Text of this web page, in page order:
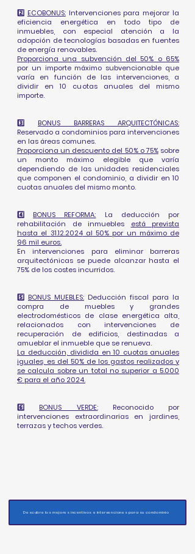
2️⃣ ECOBONUS:Intervenciones para mejorar la
eficiencia energética en todo tipo de
inmuebles, con especial atención a la
adopción de tecnologías basadas en fuentes
de energía renovables.
Proporciona una subvención del 50% o 65%
por un importe máximo subvencionable que
varía en función de las intervenciones, a
dividir en 10 cuotas anuales del mismo
importe.
3️⃣ BONUS BARRERAS ARQUITECTÓNICAS:
Reservado a condominios para intervenciones
en las áreas comunes.
Proporciona un descuento del 50% o 75%sobre
un monto máximo elegible que varía
dependiendo de las unidades residenciales
que componen el condominio, a dividir en 10
cuotas anuales del mismo monto.
4️⃣ BONUS REFORMA: La deducción por
rehabilitación de inmuebles está prevista
hasta el 31.12.2024al 50% por un máximo de
96 mil euros.
En intervenciones para eliminar barreras
arquitectónicas se puede alcanzar hasta el
75% de los costes incurridos.
5️⃣ BONUS MUEBLES: Deducción fiscal para la
compra de muebles y grandes
electrodomésticos de clase energética alta,
relacionados con intervenciones de
recuperación de edificios, destinadas a
amueblar el inmueble que se renueva.
La deducción, dividida en 10 cuotas anuales
iguales, es del 50% de los gastos realizados y
se calcula sobre un total no superior a 5.000
€ para el año 2024.
6️⃣ BONUS VERDE:Reconocido por
intervenciones extraordinarias en jardines,
terrazas y techos verdes.
Descubre los mejores incentivos e intervenciones para su condominio